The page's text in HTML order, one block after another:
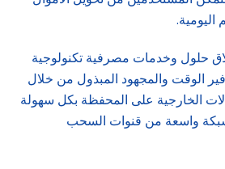
حلول وخدمات مصرفية تكنولوجية
الوقت والمجهود المبذول من خلال
الخارجية على المحفظة بكل سهولة
واسعة من قنوات السحب